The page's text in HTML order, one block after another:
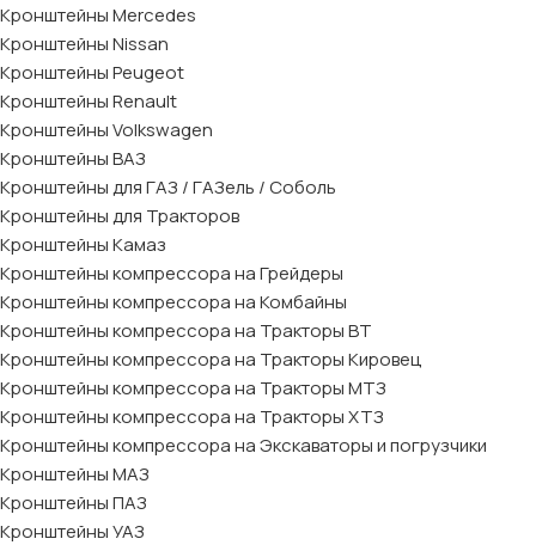
Кронштейны Mеrcedes
Кронштейны Nissan
Кронштейны Peugeot
Кронштейны Renault
Кронштейны Volkswagen
Кронштейны ВАЗ
Кронштейны для ГАЗ / ГАЗель / Соболь
Кронштейны для Тракторов
Кронштейны Камаз
Кронштейны компрессора на Грейдеры
Кронштейны компрессора на Комбайны
Кронштейны компрессора на Тракторы ВТ
Кронштейны компрессора на Тракторы Кировец
Кронштейны компрессора на Тракторы МТЗ
Кронштейны компрессора на Тракторы ХТЗ
Кронштейны компрессора на Экскаваторы и погрузчики
Кронштейны МАЗ
Кронштейны ПАЗ
Кронштейны УАЗ